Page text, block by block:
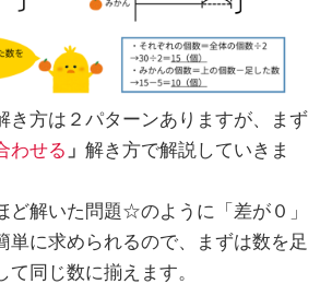
き方は２パターンありますが、まず
わせる 」 解き方で解説していきま
ど解いた問題☆のように「差が０」
単に求められるので、まずは数を足
て同じ数に揃えます。